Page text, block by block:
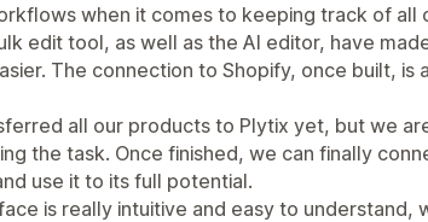
when it comes to keeping track of all
edit tool, as well as the AI editor, have
The connection to Shopify, once built, is
all our products to Plytix yet, but we
the task. Once finished, we can finally
use it to its full potential.
is really intuitive and easy to understand,